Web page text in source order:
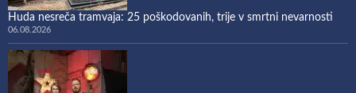
Huda nesreča tramvaja: 25 poškodovanih, trije v smrtni nevarnosti
06.08.2026